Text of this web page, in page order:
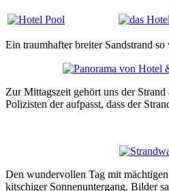
Ein traumhafter breiter Sandstrand
Zur Mittagszeit gehört uns der Strand
Polizisten der aufpasst, dass der
Den wundervollen Tag mit
kitschiger Sonnenuntergang. Bilder